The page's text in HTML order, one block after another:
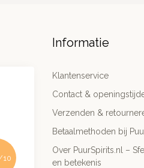
Informatie
Klantenservice
Contact &
Verzenden &
Betaalmethoden bij
Over PuurSpirits.nl –
en betekenis